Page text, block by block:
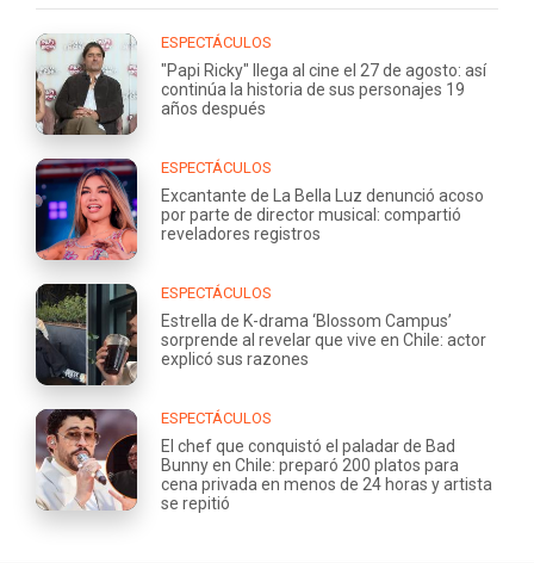
ESPECTÁCULOS
"Papi Ricky" llega al cine el 27 de agosto: así
continúa la historia de sus personajes 19
años después
ESPECTÁCULOS
Excantante de La Bella Luz denunció acoso
por parte de director musical: compartió
reveladores registros
ESPECTÁCULOS
Estrella de K-drama ‘Blossom Campus’
sorprende al revelar que vive en Chile: actor
explicó sus razones
ESPECTÁCULOS
El chef que conquistó el paladar de Bad
Bunny en Chile: preparó 200 platos para
cena privada en menos de 24 horas y artista
se repitió